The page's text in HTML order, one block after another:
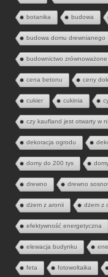
botanika budowa
budowa domu drewnianego
budownictwo zrównoważone
cena betonu ceny
cukier cukinia
czy kaufland jest otwarty w
dekoracja ogrodu
domy do 200 tys
drewno drewno
dżem z aronii dżem z
efektywność energetyczna
elewacja budynku
feta fotowoltaika